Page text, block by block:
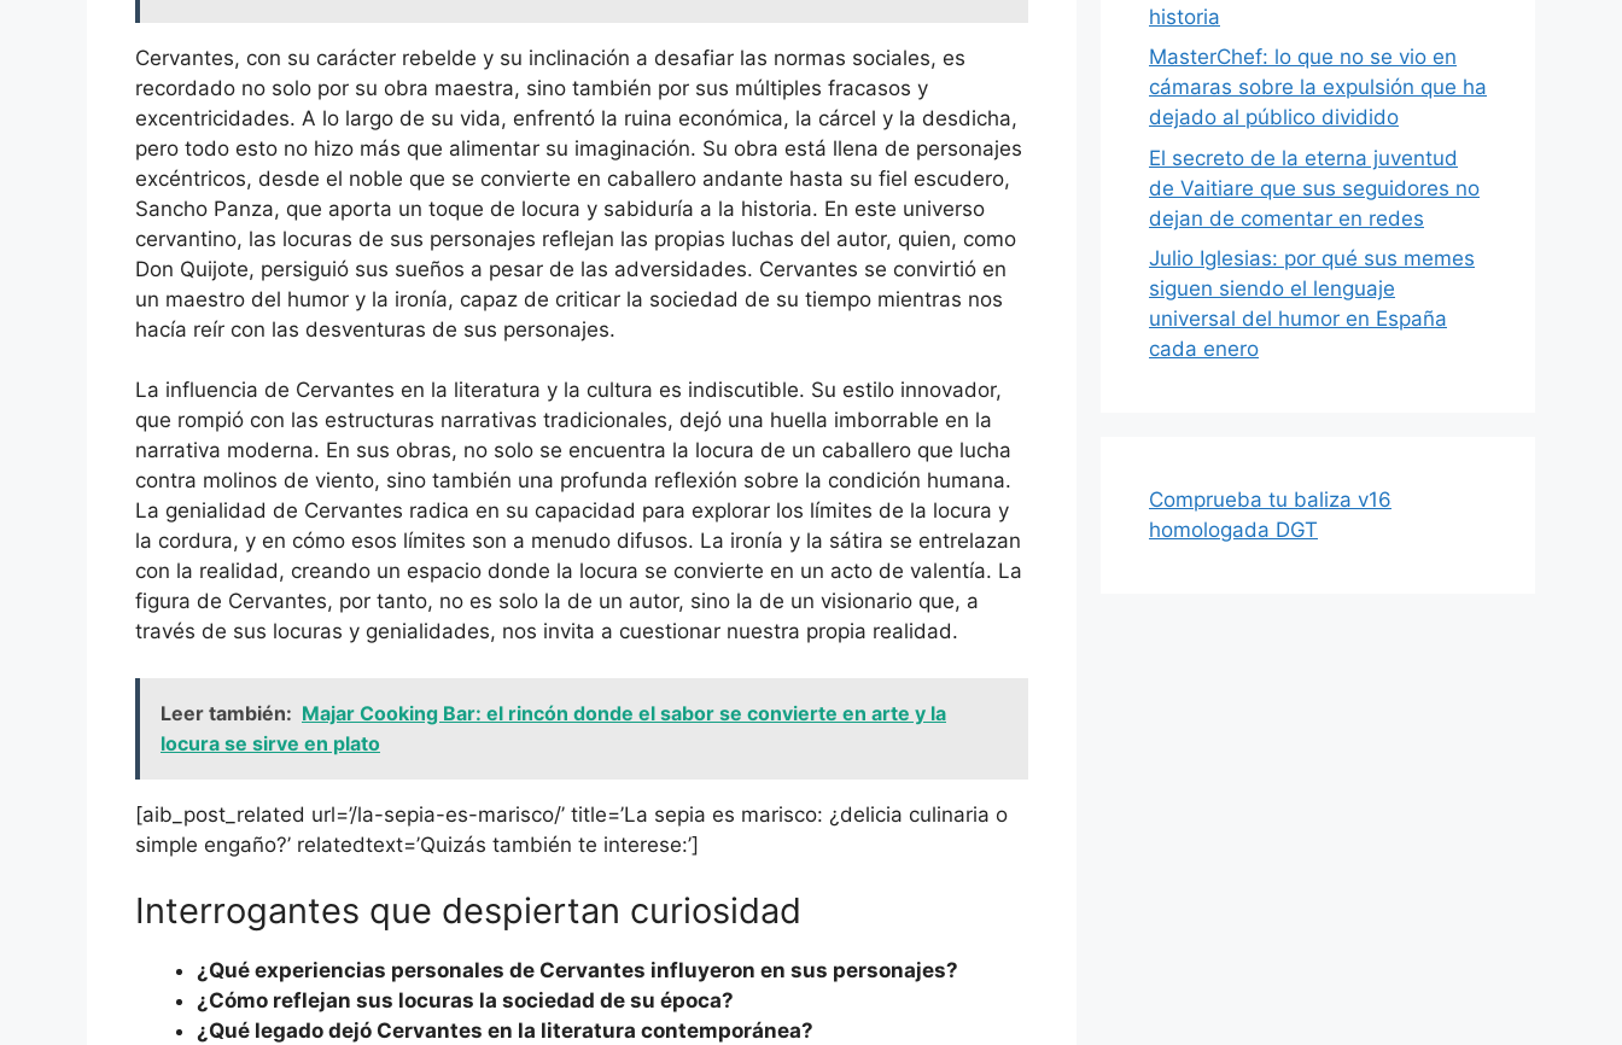
Cervantes, con su carácter rebelde y su inclinación a desafiar las normas sociales, es
recordado no solo por su obra maestra, sino también por sus múltiples fracasos y
excentricidades. A lo largo de su vida, enfrentó la ruina económica, la cárcel y la desdicha,
pero todo esto no hizo más que alimentar su imaginación. Su obra está llena de personajes
excéntricos, desde el noble que se convierte en caballero andante hasta su fiel escudero,
Sancho Panza, que aporta un toque de locura y sabiduría a la historia. En este universo
cervantino, las locuras de sus personajes reflejan las propias luchas del autor, quien, como
Don Quijote, persiguió sus sueños a pesar de las adversidades. Cervantes se convirtió en
un maestro del humor y la ironía, capaz de criticar la sociedad de su tiempo mientras nos
hacía reír con las desventuras de sus personajes.
La influencia de Cervantes en la literatura y la cultura es indiscutible. Su estilo innovador,
que rompió con las estructuras narrativas tradicionales, dejó una huella imborrable en la
narrativa moderna. En sus obras, no solo se encuentra la locura de un caballero que lucha
contra molinos de viento, sino también una profunda reflexión sobre la condición humana.
La genialidad de Cervantes radica en su capacidad para explorar los límites de la locura y
la cordura, y en cómo esos límites son a menudo difusos. La ironía y la sátira se entrelazan
con la realidad, creando un espacio donde la locura se convierte en un acto de valentía. La
figura de Cervantes, por tanto, no es solo la de un autor, sino la de un visionario que, a
través de sus locuras y genialidades, nos invita a cuestionar nuestra propia realidad.
Leer también: Majar Cooking Bar: el rincón donde el sabor se convierte en arte y la
locura se sirve en plato
[aib_post_related url=’/la-sepia-es-marisco/’ title=’La sepia es marisco: ¿delicia culinaria o
simple engaño?’ relatedtext=’Quizás también te interese:’]
Interrogantes que despiertan curiosidad
¿Qué experiencias personales de Cervantes influyeron en sus personajes?
¿Cómo reflejan sus locuras la sociedad de su época?
¿Qué legado dejó Cervantes en la literatura contemporánea?
historia
MasterChef: lo que no se vio en
cámaras sobre la expulsión que ha
dejado al público dividido
El secreto de la eterna juventud
de Vaitiare que sus seguidores no
dejan de comentar en redes
Julio Iglesias: por qué sus memes
siguen siendo el lenguaje
universal del humor en España
cada enero
Comprueba tu baliza v16
homologada DGT